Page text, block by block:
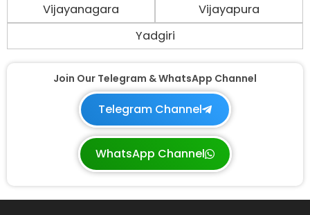
Vijayanagara
Vijayapura
Yadgiri
Join Our Telegram & WhatsApp Channel
Telegram Channel
WhatsApp Channel